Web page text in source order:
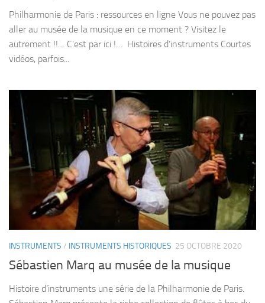
Philharmonie de Paris : ressources en ligne Vous ne pouvez pas
aller au musée de la musique en ce moment ? Visitez le
autrement !!… C’est par ici !… Histoires d’instruments Courtes
vidéos, parfois...
INSTRUMENTS / INSTRUMENTS HISTORIQUES 25 OCTOBRE 2020
Sébastien Marq au musée de la musique
Histoire d’instruments une série de la Philharmonie de Paris.